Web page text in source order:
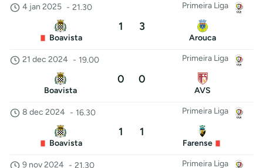
Primeira Liga
4 jan 2025 - 21.30
Boavista
1 3
Arouca
Primeira Liga
21 dec 2024 - 19.00
Boavista
0 0
AVS
Primeira Liga
8 dec 2024 - 16.30
Boavista
1 1
Farense
Primeira Liga
9 nov 2024 - 21.30